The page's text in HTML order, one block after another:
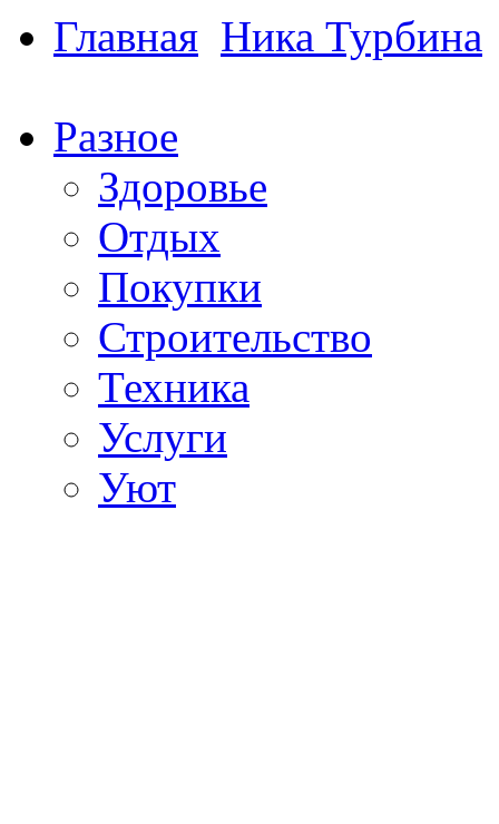
Главная Ника Турбина
Разное
Здоровье
Отдых
Покупки
Строительство
Техника
Услуги
Уют